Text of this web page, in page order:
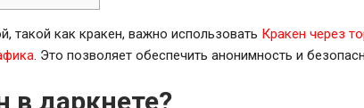
такой как кракен, важно использовать Кракен через
. Это позволяет обеспечить анонимность и
в даркнете?